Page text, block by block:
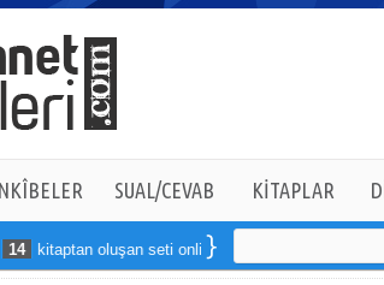
SUAL/CEVAB KİTAPLAR
kitaptan oluşan seti online sipariş verebilirsiniz